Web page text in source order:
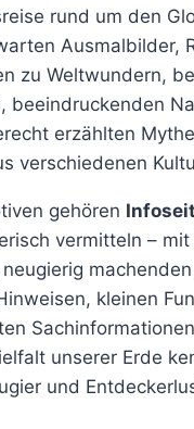
rund um den
Ausmalbilder,
zu Weltwundern,
beeindruckenden
erzählten
verschiedenen
gehören
vermitteln – mit
kleinen
unserer Erde
und